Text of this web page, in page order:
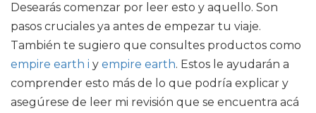
Desearás comenzar por leer esto y aquello. Son
pasos cruciales ya antes de empezar tu viaje.
También te sugiero que consultes productos como
empire earth i y empire earth. Estos le ayudarán a
comprender esto más de lo que podría explicar y
asegúrese de leer mi revisión que se encuentra acá